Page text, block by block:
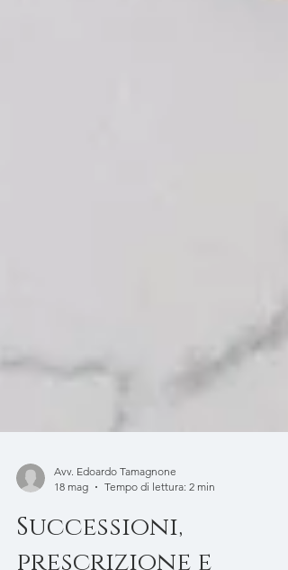
Avv. Edoardo Tamagnone
18 mag
Tempo di lettura: 2 min